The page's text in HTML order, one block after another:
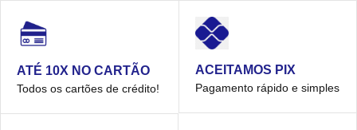
ATÉ 10X NO CARTÃO
Todos os cartões de crédito!
ACEITAMOS PIX
Pagamento rápido e simples